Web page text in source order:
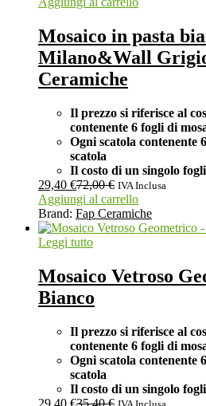
Mosaico in pasta
Milano&Wall
Ceramiche
Il prezzo si riferisce al
contenente 6 fogli di
Ogni scatola contenente
scatola
Il costo di un singolo
29,40 €72,00€ IVA Inclusa
Aggiungi al carrello
Brand: Fap Ceramiche
Leggi tutto
Mosaico Vetroso
Bianco
Il prezzo si riferisce al
contenente 6 fogli di
Ogni scatola contenente
scatola
Il costo di un singolo
29,40 €35,40€